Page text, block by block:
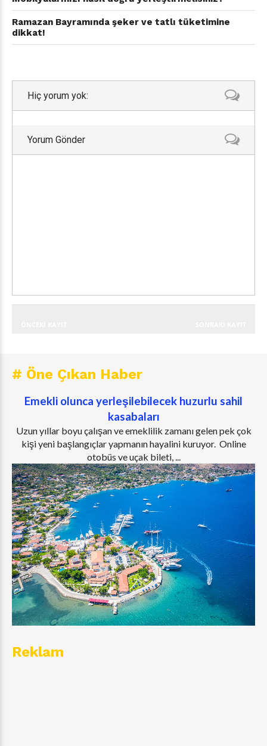
Ramazan Bayramında şeker ve tatlı tüketimine
dikkat!
Hiç yorum yok:
Yorum Gönder
# Öne Çıkan Haber
Emekli olunca yerleşilebilecek huzurlu sahil
kasabaları
Uzun yıllar boyu çalışan ve emeklilik zamanı gelen pek çok
kişi yeni başlangıçlar yapmanın hayalini kuruyor. Online
otobüs ve uçak bileti, ...
Reklam